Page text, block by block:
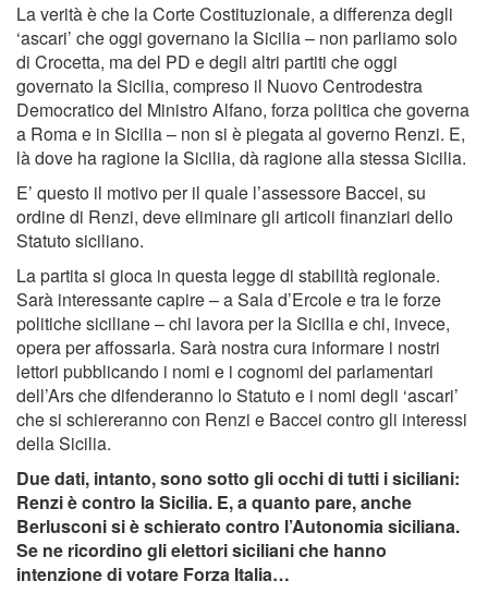
La verità è che la Corte Costituzionale, a differenza degli
‘ascari’ che oggi governano la Sicilia – non parliamo solo
di Crocetta, ma del PD e degli altri partiti che oggi
governato la Sicilia, compreso il Nuovo Centrodestra
Democratico del Ministro Alfano, forza politica che governa
a Roma e in Sicilia – non si è piegata al governo Renzi. E,
là dove ha ragione la Sicilia, dà ragione alla stessa Sicilia.
E’ questo il motivo per il quale l’assessore Baccei, su
ordine di Renzi, deve eliminare gli articoli finanziari dello
Statuto siciliano.
La partita si gioca in questa legge di stabilità regionale.
Sarà interessante capire – a Sala d’Ercole e tra le forze
politiche siciliane – chi lavora per la Sicilia e chi, invece,
opera per affossarla. Sarà nostra cura informare i nostri
lettori pubblicando i nomi e i cognomi dei parlamentari
dell’Ars che difenderanno lo Statuto e i nomi degli ‘ascari’
che si schiereranno con Renzi e Baccei contro gli interessi
della Sicilia.
Due dati, intanto, sono sotto gli occhi di tutti i siciliani:
Renzi è contro la Sicilia. E, a quanto pare, anche
Berlusconi si è schierato contro l’Autonomia siciliana.
Se ne ricordino gli elettori siciliani che hanno
intenzione di votare Forza Italia…